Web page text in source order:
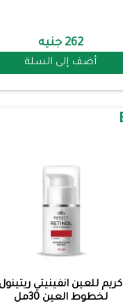
262 جنيه
أضف إلى السلة
كريم للعين انفينيتي ريتينول
لخطوط العين 30مل